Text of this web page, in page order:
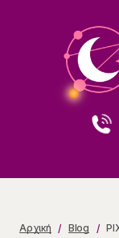
Αρχική Blog